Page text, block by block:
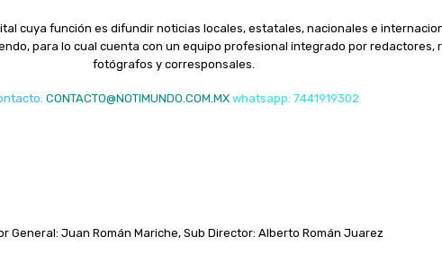
cuya función es difundir noticias locales, estatales, nacionales e
para lo cual cuenta con un equipo profesional integrado por redactores,
fotógrafos y corresponsales.
: CONTACTO@NOTIMUNDO.COM.MX whatsapp: 7441919302
General: Juan Román Mariche, Sub Director: Alberto Román Juarez